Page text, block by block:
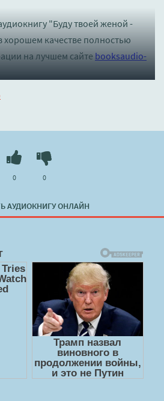
"Буду твоей женой -
хорошем качестве полностью
на лучшем сайте booksaudio-
АУДИОКНИГУ ОНЛАЙН
0 0